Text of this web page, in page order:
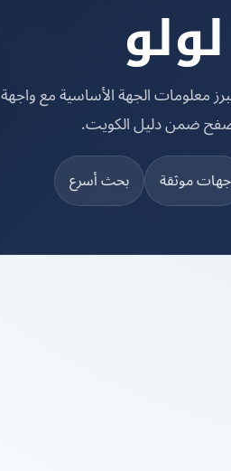
معلومات الجهة الأساسية مع واجهة
ضمن دليل الكويت.
جهات موثقة بحث أسرع